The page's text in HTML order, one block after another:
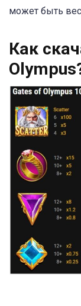
может быть
Как